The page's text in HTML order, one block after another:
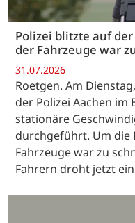
Polizei blitzte auf
der Fahrzeuge war
31.07.2026
Roetgen. Am
der Polizei Aachen im
stationäre
durchgeführt. Um die
Fahrzeuge war zu
Fahrern droht jetzt